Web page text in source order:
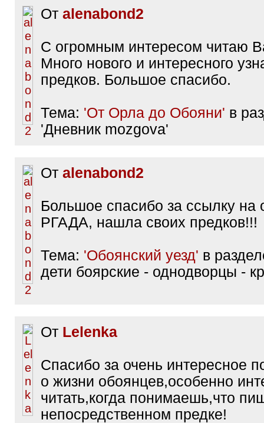
От alenabond2
С огромным интересом читаю
Много нового и интересного
предков. Большое спасибо.
Тема: 'От Орла до Обояни' в
'Дневник mozgova'
От alenabond2
Большое спасибо за ссылку на
РГАДА, нашла своих предков!!!
Тема: 'Обоянский уезд' в
дети боярские - однодворцы -
От Lelenka
Спасибо за очень интересное
о жизни обоянцев,особенно
читать,когда понимаешь,что
непосредственном предке!